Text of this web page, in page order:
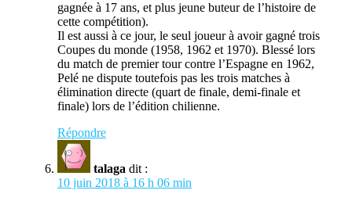
gagnée à 17 ans, et plus jeune buteur de l’histoire de
cette compétition).
Il est aussi à ce jour, le seul joueur à avoir gagné trois
Coupes du monde (1958, 1962 et 1970). Blessé lors
du match de premier tour contre l’Espagne en 1962,
Pelé ne dispute toutefois pas les trois matches à
élimination directe (quart de finale, demi-finale et
finale) lors de l’édition chilienne.
Répondre
talaga dit :
10 juin 2018 à 16 h 06 min